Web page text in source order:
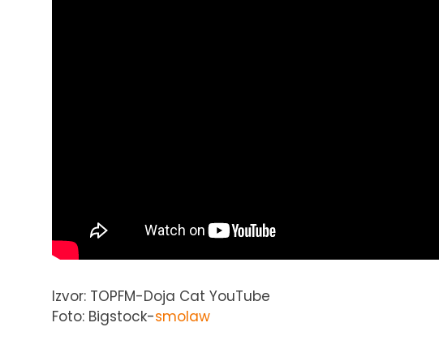
Izvor: TOPFM-Doja Cat YouTube
Foto: Bigstock-smolaw